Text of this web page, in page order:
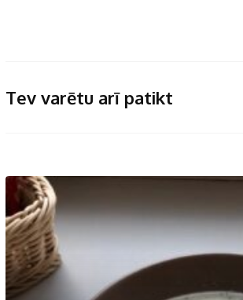
Tev varētu arī patikt